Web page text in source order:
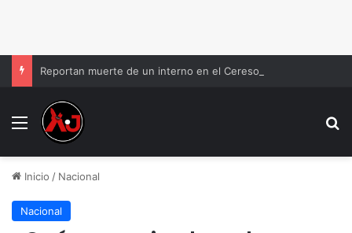
Menu
Inicio / Nacional
Nacional